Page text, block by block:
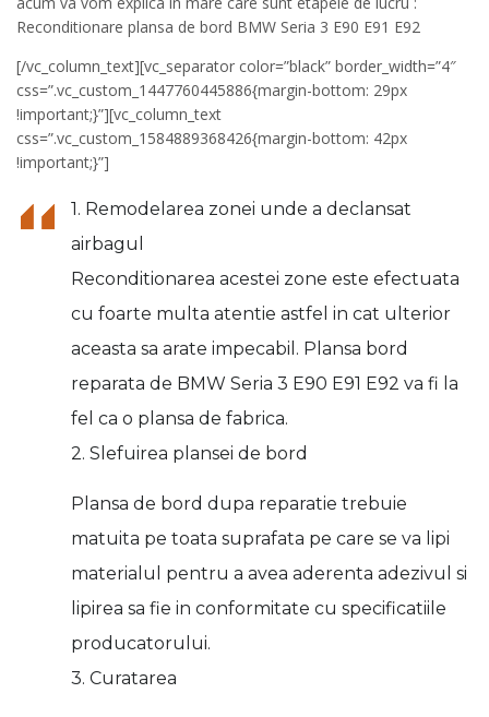
Reconditionare plansa de bord BMW Seria 3 E90 E91 E92
[/vc_column_text][vc_separator color=”black” border_width=”4″
css=”.vc_custom_1447760445886{margin-bottom: 29px
!important;}”][vc_column_text
css=”.vc_custom_1584889368426{margin-bottom: 42px
!important;}”]
1. Remodelarea zonei unde a declansat
airbagul
Reconditionarea acestei zone este efectuata
cu foarte multa atentie astfel in cat ulterior
aceasta sa arate impecabil. Plansa bord
reparata de BMW Seria 3 E90 E91 E92 va fi la
fel ca o plansa de fabrica.
2. Slefuirea plansei de bord
Plansa de bord dupa reparatie trebuie
matuita pe toata suprafata pe care se va lipi
materialul pentru a avea aderenta adezivul si
lipirea sa fie in conformitate cu specificatiile
producatorului.
3. Curatarea